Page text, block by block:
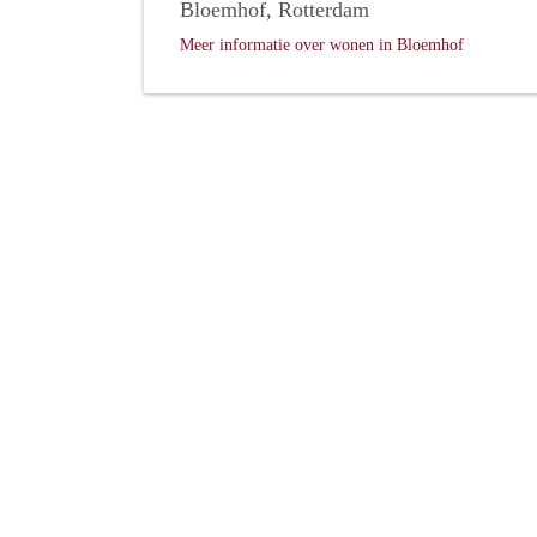
Bloemhof, Rotterdam
Meer informatie over wonen in Bloemhof